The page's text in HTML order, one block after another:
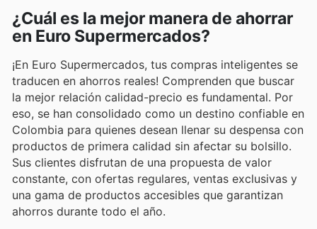
¿Cuál es la mejor manera de ahorrar
en Euro Supermercados?
¡En Euro Supermercados, tus compras inteligentes se
traducen en ahorros reales! Comprenden que buscar
la mejor relación calidad-precio es fundamental. Por
eso, se han consolidado como un destino confiable en
Colombia para quienes desean llenar su despensa con
productos de primera calidad sin afectar su bolsillo.
Sus clientes disfrutan de una propuesta de valor
constante, con ofertas regulares, ventas exclusivas y
una gama de productos accesibles que garantizan
ahorros durante todo el año.